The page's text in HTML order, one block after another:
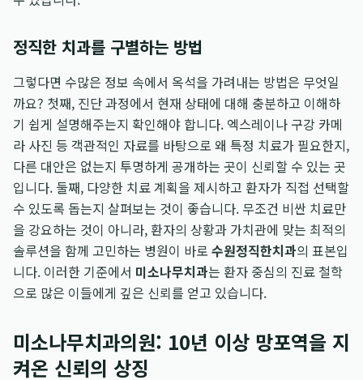
정직한 치과를 구별하는 방법
그렇다면 수많은 정보 속에서 옥석을 가려내는 방법은 무엇일
까요? 첫째, 진단 과정에서 현재 상태에 대해 충분하고 이해하
기 쉽게 설명해주는지 확인해야 합니다. 엑스레이나 구강 카메
라 사진 등 객관적인 자료를 바탕으로 왜 특정 치료가 필요한지,
다른 대안은 없는지 투명하게 공개하는 곳이 신뢰할 수 있는 곳
입니다. 둘째, 다양한 치료 계획을 제시하고 환자가 직접 선택할
수 있도록 돕는지 살펴보는 것이 좋습니다. 무조건 비싼 치료만
을 강요하는 것이 아니라, 환자의 상황과 가치관에 맞는 최적의
솔루션을 함께 고민하는 병원이 바로 수원정직한치과의 표본입
니다. 이러한 기준에서 미소나무치과는 환자 중심의 진료 철학
으로 많은 이들에게 깊은 신뢰를 얻고 있습니다.
미소나무치과의원: 10년 이상 망포역을 지
켜온 신뢰의 상징